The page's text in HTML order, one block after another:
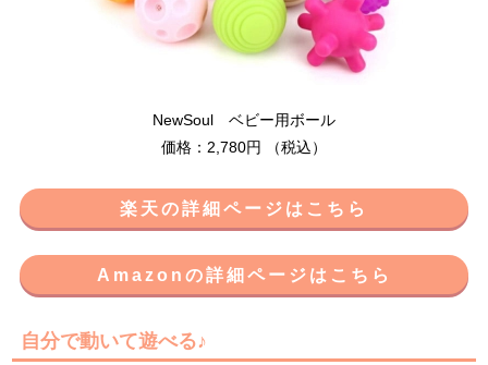
NewSoul ベビー用ボール
価格：2,780円 （税込）
楽天の詳細ページはこちら
Amazonの詳細ページはこちら
自分で動いて遊べる♪